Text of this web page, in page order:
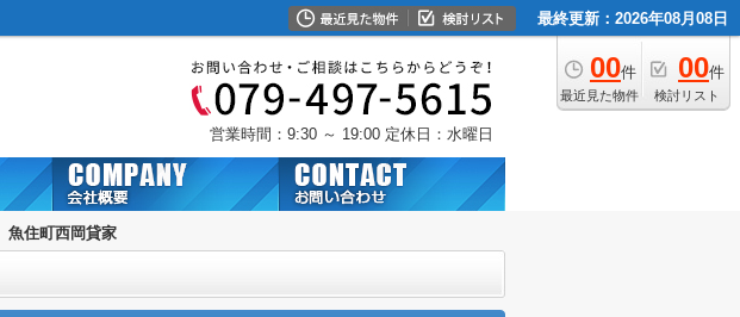
最終更新：2026年08月08日
00件
最近見た物件
00件
検討リスト
営業時間：9:30 ～ 19:00 定休日：水曜日
魚住町西岡貸家